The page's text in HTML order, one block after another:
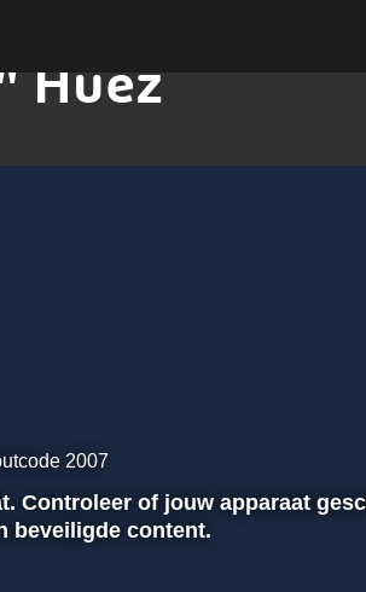
Huez
2007
Controleer of jouw apparaat
beveiligde content.